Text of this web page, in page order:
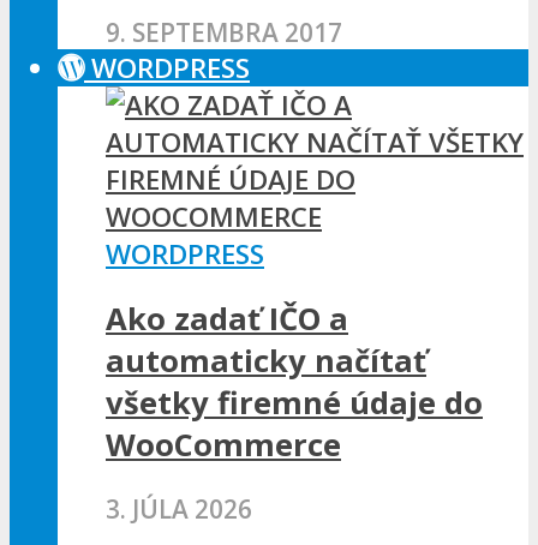
9. SEPTEMBRA 2017
WORDPRESS
WORDPRESS
Ako zadať IČO a
automaticky načítať
všetky firemné údaje do
WooCommerce
3. JÚLA 2026